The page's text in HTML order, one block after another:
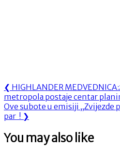
Navigacija
objava
❮ Previous
Post:
HIGHLANDER
metropola postaje centar
Next
Post:
Ove subote u emisiji „Zvijezde
par ! ❯
You may also like